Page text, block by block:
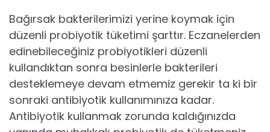
Bağırsak bakterilerimizi yerine koymak için
düzenli probiyotik tüketimi şarttır. Eczanelerden
edinebileceğiniz probiyotikleri düzenli
kullandıktan sonra besinlerle bakterileri
desteklemeye devam etmemiz gerekir ta ki bir
sonraki antibiyotik kullanımınıza kadar.
Antibiyotik kullanmak zorunda kaldığınızda